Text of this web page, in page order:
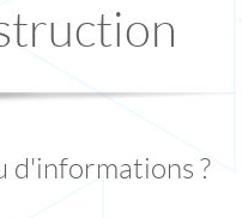
d'informations ?